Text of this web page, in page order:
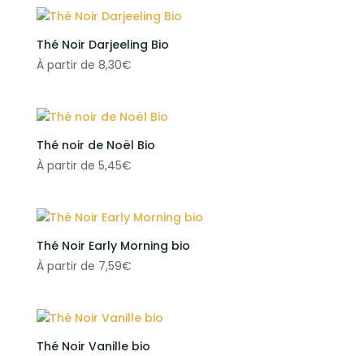
Thé Noir Darjeeling Bio
À partir de 8,30€
Thé noir de Noël Bio
À partir de 5,45€
Thé Noir Early Morning bio
À partir de 7,59€
Thé Noir Vanille bio